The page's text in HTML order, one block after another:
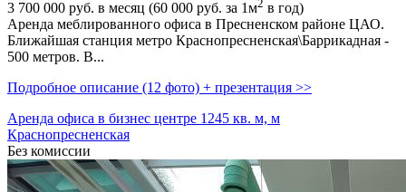
3 700 000 руб. в месяц (60 000 руб. за 1м2 в год)
Аренда меблированного офиса в Пресненском районе ЦАО.
Ближайшая станция метро Краснопресненская\Баррикадная -
500 метров. В...
Подробное описание (12 фото) + презентация >>
Аренда офиса в бизнес центре 1245 кв. м, м
Краснопресненская
Без комиссии